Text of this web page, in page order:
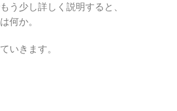
う少し詳しく説明すると、
何か。
いきます。